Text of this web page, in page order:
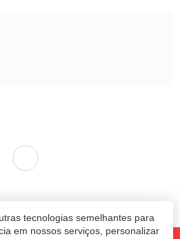
tecnologias semelhantes para
em nossos serviços, personalizar